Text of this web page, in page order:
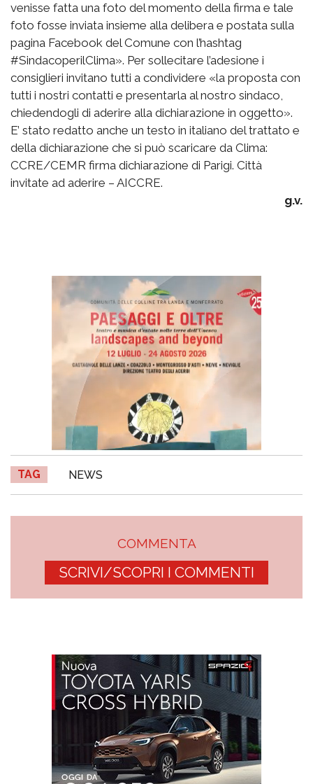
venisse fatta una foto del momento della firma e tale
foto fosse inviata insieme alla delibera e postata sulla
pagina Facebook del Comune con l’hashtag
#SindacoperilClima». Per sollecitare l’adesione i
consiglieri invitano tutti a condividere «la proposta con
tutti i nostri contatti e presentarla al nostro sindaco,
chiedendogli di aderire alla dichiarazione in oggetto».
E’ stato redatto anche un testo in italiano del trattato e
della dichiarazione che si può scaricare da Clima:
CCRE/CEMR firma dichiarazione di Parigi. Città
invitate ad aderire – AICCRE.
g.v.
TAG NEWS
COMMENTA
SCRIVI/SCOPRI I COMMENTI